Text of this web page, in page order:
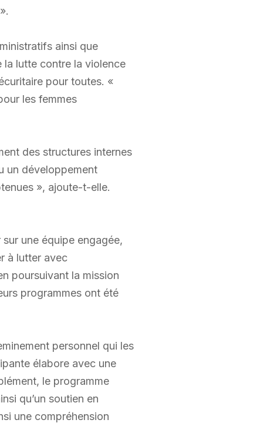
ainsi que
la lutte contre la violence
pour toutes. «
les femmes
des structures internes
un développement
», ajoute-t-elle.
une équipe engagée,
à lutter avec
poursuivant la mission
programmes ont été
personnel qui les
élabore avec une
le programme
qu’un soutien en
une compréhension